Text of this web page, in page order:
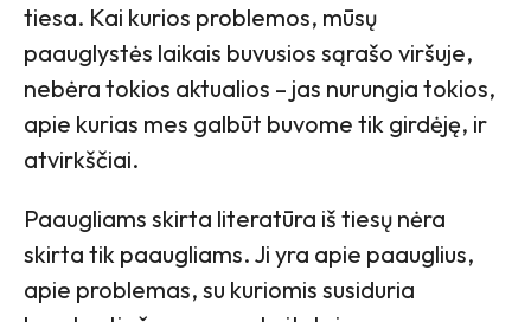
tiesa. Kai kurios problemos, mūsų
paauglystės laikais buvusios sąrašo viršuje,
nebėra tokios aktualios – jas nurungia tokios,
apie kurias mes galbūt buvome tik girdėję, ir
atvirkščiai.
Paaugliams skirta literatūra iš tiesų nėra
skirta tik paaugliams. Ji yra apie paauglius,
apie problemas, su kuriomis susiduria